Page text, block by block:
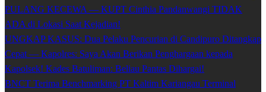
PULANG KECEWA — KUPT Cinthia Pandanwangi TIDAK
ADA di Lokasi Saat Kejadian!
UNGKAP KASUS: Dua Pelaku Pencurian di Candipuro Ditangkap
Cepat — Kapolres: Saya Akan Berikan Penghargaan kepada
Kapolsek! Kades Batuliman: Beliau Pantas Dihargai!
BNCT Terima Benchmarking PT Kaltim Kariangau Terminal